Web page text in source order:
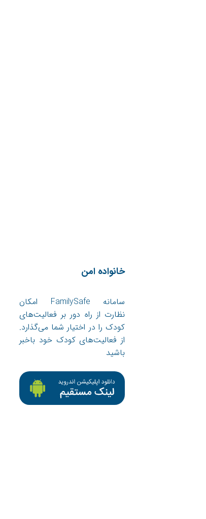
خانواده امن
سامانه FamilySafe امکان
نظارت از راه دور بر فعالیت‌های
کودک را در اختیار شما می‌گذارد.
از فعالیت‌های کودک خود باخبر
باشید